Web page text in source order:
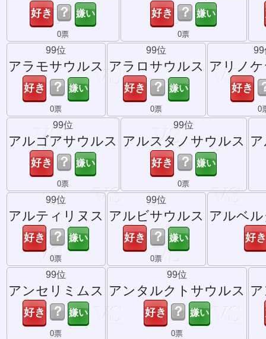
？
0票
？
0票
99位
アラモサウルス
？
0票
99位
アラロサウルス
？
0票
99
アリノ
0
99位
アルゴアサウルス
？
0票
99位
アルスタノサウルス
？
0票
99位
アルティリヌス
？
0票
99位
アルビサウルス
？
0票
アルベ
99位
アンセリミムス
？
0票
99位
アンタルクトサウルス
？
0票